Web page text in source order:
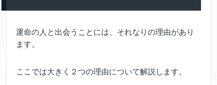
運命の人と出会うことには、それなりの理由があり
ます。
ここでは大きく２つの理由について解説します。